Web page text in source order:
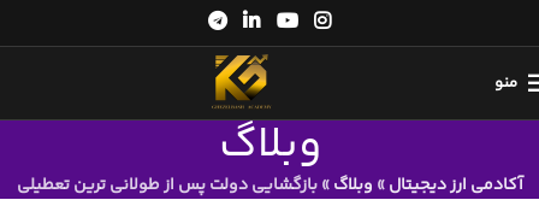
منو
وبلاگ
آکادمی ارز دیجیتال» وبلاگ»بازگشایی دولت پس از طولانی ترین تعطیلی